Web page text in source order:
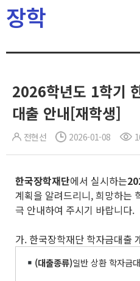
장학
2026학년도 1학기
대출 안내[재학생]
전현선 2026-01-08
한국장학재단에서 실시하는
계획을 알려드리니, 희망하는
극 안내하여 주시기 바랍니다.
가. 한국장학재단 학자금대출
(대출종류)일반 상환 학자금